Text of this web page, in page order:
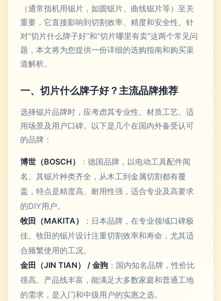
（通常指机用锯片，如圆锯片、曲线锯片等）至关
重要，它直接影响到切割效率、精度和安全性。针
对“切片什么牌子好”和“切片哪里有卖”这两个常见问
题，本文将为您提供一份详细的选购指南和购买渠
道解析。
一、切片什么牌子好？主流品牌推荐
选择锯片品牌时，应考虑其专业性、材质工艺、适
用场景及用户口碑。以下是几个在国内外备受认可
的品牌：
博世（BOSCH）
：德国品牌，以电动工具配件闻
名。其锯片种类齐全，从木工到金属切割都有覆
盖，特点是精度高、耐用性强，适合专业及高要求
的DIY用户。
牧田（MAKITA）
：日本品牌，在专业领域口碑极
佳。牧田的锯片设计注重切割效率和寿命，尤其适
合频繁使用的工况。
金田（JIN TIAN） / 金驹 ：国内知名品牌，性价比
很高。产品线丰富，能满足大多数家庭和普通工地
的需求，是入门和中级用户的实惠之选。